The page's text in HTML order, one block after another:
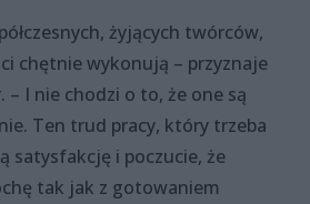
żyjących twórców,
chętnie wykonują – przyznaje
– I nie chodzi o to, że one są
Ten trud pracy, który trzeba
satysfakcję i poczucie, że
tak jak z gotowaniem